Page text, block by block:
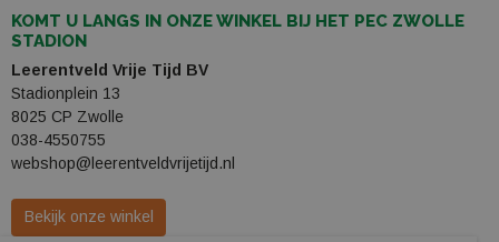
KOMT U LANGS IN ONZE WINKEL BIJ HET PEC ZWOLLE
STADION
Leerentveld Vrije Tijd BV
Stadionplein 13
8025 CP Zwolle
038-4550755
webshop@leerentveldvrijetijd.nl
Bekijk onze winkel